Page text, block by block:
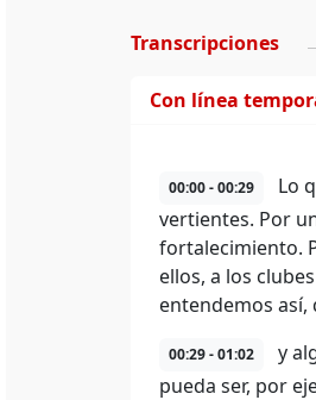
Transcripciones
Con línea
00:00 - 00:29
Lo
vertientes. Por
fortalecimiento.
ellos, a los
entendemos así,
00:29 - 01:02
y
pueda ser, por